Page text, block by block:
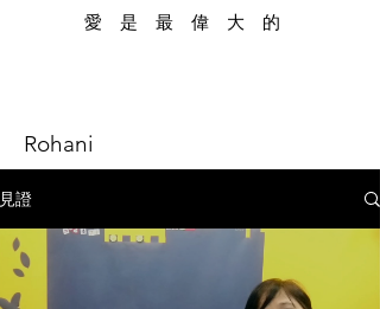
愛是最偉大的
Rohani
見證